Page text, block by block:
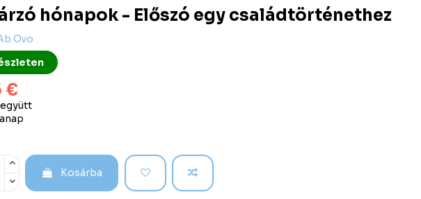
hónapok - Előszó egy családtörténethez
Ovo
€
Kosárba